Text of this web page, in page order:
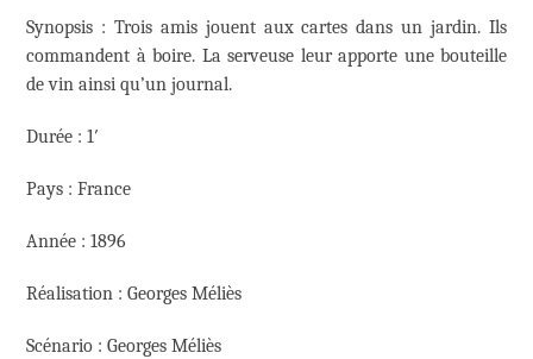
Synopsis : Trois amis jouent aux cartes dans un jardin. Ils
commandent à boire. La serveuse leur apporte une bouteille
de vin ainsi qu’un journal.
Durée : 1′
Pays : France
Année : 1896
Réalisation : Georges Méliès
Scénario : Georges Méliès